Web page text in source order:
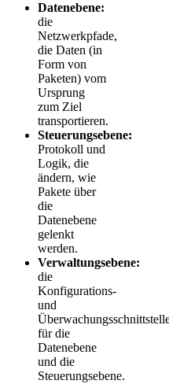
Datenebene:
die
Netzwerkpfade,
die Daten (in
Form von
Paketen) vom
Ursprung
zum Ziel
transportieren.
Steuerungsebene:
Protokoll und
Logik, die
ändern, wie
Pakete über
die
Datenebene
gelenkt
werden.
Verwaltungsebene:
die
Konfigurations-
und
für die
Datenebene
und die
Steuerungsebene.